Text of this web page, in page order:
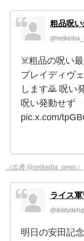
粗品呪
☠️粗品の呪い
ブレイディヴ
します🙇 呪
呪い発動せ
pic.x.com/
（出典 @netkeiba_news）
ライス軍
明日の安田記